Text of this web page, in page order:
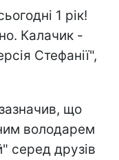
1 рік!
Калачик -
Стефанії",
що
володарем
серед друзів